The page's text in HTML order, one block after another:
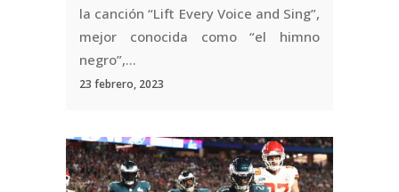
la canción “Lift Every Voice and Sing”,
mejor conocida como “el himno
negro”,...
23 febrero, 2023